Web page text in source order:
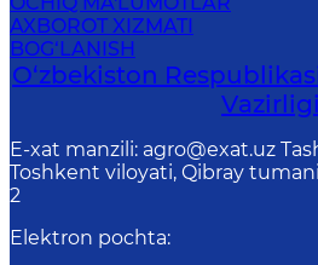
AXBOROT XIZMATI
BOG‘LANISH
O‘zbekiston
Vаzirligi
E-xat manzili: agro@exat.uz
Toshkent viloyati, Qibray
2
Elektron pochta: